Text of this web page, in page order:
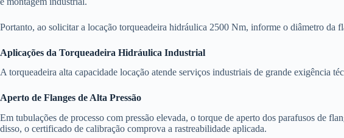
Portanto, ao solicitar a locação torqueadeira hidráulica 2500 Nm, informe o diâmetro da
Aplicações da Torqueadeira Hidráulica Industrial
A torqueadeira alta capacidade locação atende serviços industriais de grande exigência
Aperto de Flanges de Alta Pressão
Em tubulações de processo com pressão elevada, o torque de aperto dos parafusos de
disso, o certificado de calibração comprova a rastreabilidade aplicada.